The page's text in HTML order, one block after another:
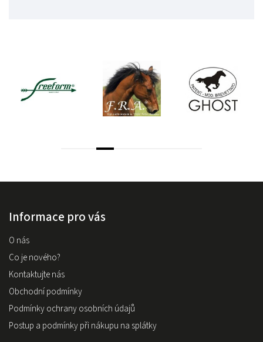
Informace pro vás
O nás
Co je nového?
Kontaktujte nás
Obchodní podmínky
Podmínky ochrany osobních údajů
Postup a podmínky při nákupu na splátky